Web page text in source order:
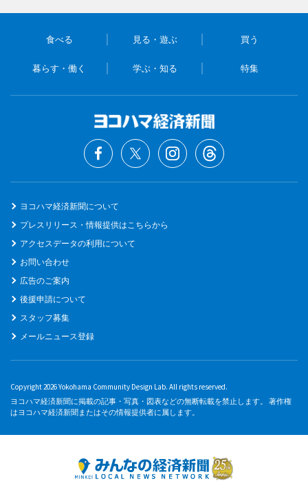
食べる 見る・遊ぶ 買う
暮らす・働く 学ぶ・知る 特集
ヨコハマ経済新聞について
プレスリリース・情報提供はこちらから
アクセスデータの利用について
お問い合わせ
広告のご案内
後援申請について
スタッフ募集
メールニュース登録
Copyright 2026 Yokohama Community Design Lab. All rights reserved.
ヨコハマ経済新聞に掲載の記事・写真・図表などの無断転載を禁止します。 著作権
はヨコハマ経済新聞またはその情報提供者に属します。